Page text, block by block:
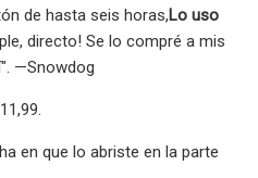
de hasta seis horas,Lo uso
directo! Se lo compré a mis
—Snowdog
en que lo abriste en la parte